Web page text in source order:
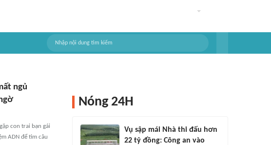
ngủ
con trai bạn gái
ADN để tìm câu
Nóng 24H
Vụ sập mái Nhà thi đấu hơn
22 tỷ đồng: Công an vào